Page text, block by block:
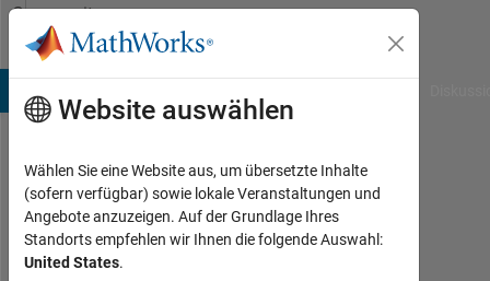
Weiter zum Inhalt
Community
Profile
Vincent
Aktiv
seit
2013
Website auswählen
Wählen Sie eine Website aus, um übersetzte Inhalte
(sofern verfügbar) sowie lokale Veranstaltungen und
Angebote anzuzeigen. Auf der Grundlage Ihres
Standorts empfehlen wir Ihnen die folgende Auswahl:
United States.